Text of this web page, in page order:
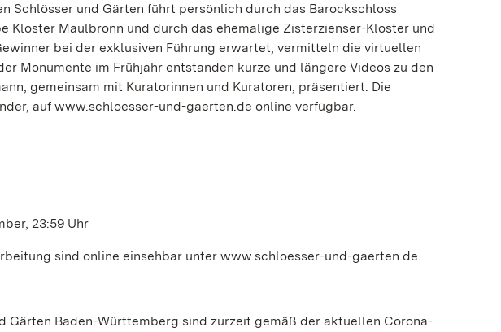
Schlösser und Gärten führt persönlich durch das Barockschloss
Kloster Maulbronn und durch das ehemalige Zisterzienser-Kloster und
bei der exklusiven Führung erwartet, vermitteln die virtuellen
Monumente im Frühjahr entstanden kurze und längere Videos zu den
gemeinsam mit Kuratorinnen und Kuratoren, präsentiert. Die
auf www.schloesser-und-gaerten.de online verfügbar.
23:59 Uhr
sind online einsehbar unter www.schloesser-und-gaerten.de.
Gärten Baden-Württemberg sind zurzeit gemäß der aktuellen Corona-